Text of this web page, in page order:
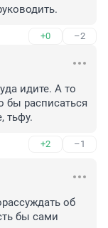
+0 –2
идите. А то
бы расписаться
тьфу.
+2 –1
об
бы сами